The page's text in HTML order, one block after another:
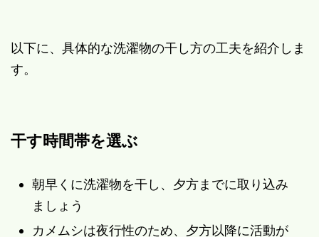
以下に、具体的な洗濯物の干し方の工夫を紹介しま
す。
干す時間帯を選ぶ
朝早くに洗濯物を干し、夕方までに取り込み
ましょう
カメムシは夜行性のため、夕方以降に活動が